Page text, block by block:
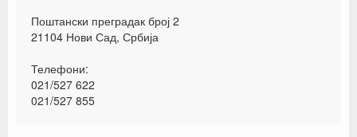
Поштански преградак број 2
21104 Нови Сад, Србија
Телефони:
021/527 622
021/527 855